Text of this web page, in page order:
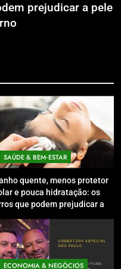
prejudicar a pele
SAÚDE & BEM‑ESTAR
quente, menos protetor
e pouca hidratação: os
que podem prejudicar a
ECONOMIA & NEGÓCIOS